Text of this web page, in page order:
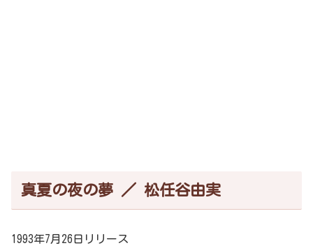
真夏の夜の夢 ／ 松任谷由実
1993年7月26日リリース